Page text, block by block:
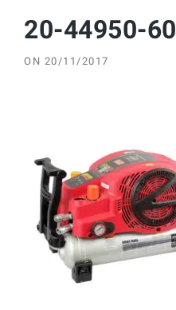
20-44950-60
ON 20/11/2017